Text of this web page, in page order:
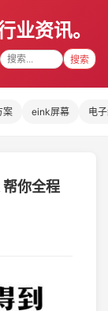
业资讯。
搜索
案 eink屏幕 电
你全程